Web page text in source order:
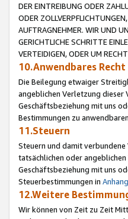
DER EINTREIBUNG ODER
ODER
AUFTRAGNEHMER. WIR UND
GERICHTLICHE SCHRITTE
VERTEIDIGEN, ODER UM
10.Anwendbares
Die Beilegung etwaiger
angeblichen Verletzung dieser
Geschäftsbeziehung mit uns
Bestimmungen zu
11.Steuern
Steuern und damit
tatsächlichen oder
Geschäftsbeziehung mit uns
Steuerbestimmungen in
12.Weitere
Wir können von Zeit zu Zeit